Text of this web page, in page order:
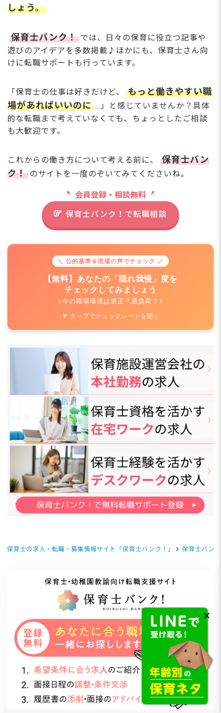
しょう。
保育士バンク！ では、日々の保育に役立つ記事や
遊びのアイデアを多数掲載♪ほかにも、保育士さん向
けに転職サポートも行っています。
「保育士の仕事は好きだけど、
もっと働きやすい職
場があればいいのに …」と感じていませんか？具体
的な転職まで考えていなくても、ちょっとしたご相談
も大歓迎です。
これからの働き方について考える前に、
保育士バン
ク！ のサイトを一度のぞいてみてくださいね。
会員登録・相談無料
保育士バンク！で転職相談
＼ 公的基準＆現場の声でチェック ／
【無料】あなたの「隠れ我慢」度を
チェックしてみましょう
（今の職場環境は適正？過負荷？）
▼ タップでチェックシートを開く
保育士の求人・転職・募集情報サイト「保育士バンク！」 保育士バン